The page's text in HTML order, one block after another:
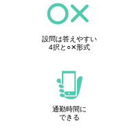
設問は答えやすい
4択と○✕形式
通勤時間に
できる